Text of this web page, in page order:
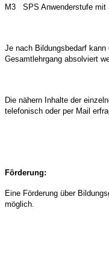
M3 SPS Anwenderstufe mit
Je nach Bildungsbedarf kann
Gesamtlehrgang absolviert
Die nähern Inhalte der
telefonisch oder per Mail
Förderung:
Eine Förderung über
möglich.